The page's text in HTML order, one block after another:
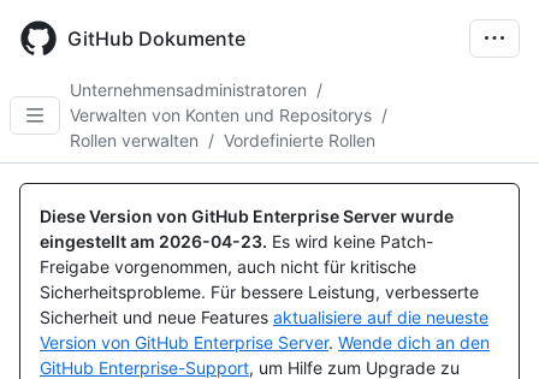
main
GitHub Dokumente
Unternehmensadministratoren /
Verwalten von Konten und Repositorys /
Rollen verwalten / Vordefinierte Rollen
Diese Version von GitHub Enterprise Server wurde
eingestellt am 2026-04-23. Es wird keine Patch-
Freigabe vorgenommen, auch nicht für kritische
Sicherheitsprobleme. Für bessere Leistung, verbesserte
Sicherheit und neue Features aktualisiere auf die neueste
Version von GitHub Enterprise Server. Wende dich an den
GitHub Enterprise-Support, um Hilfe zum Upgrade zu